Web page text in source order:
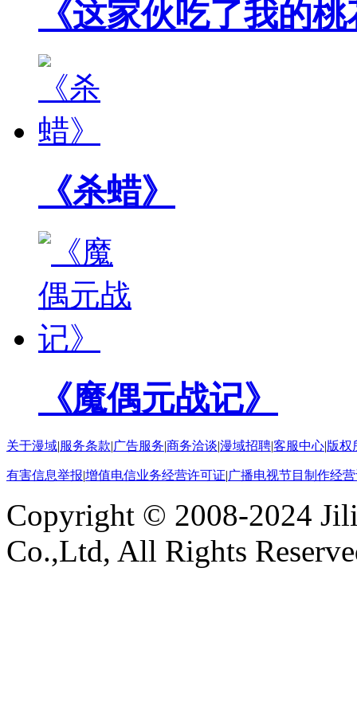
《这家伙吃了我的
《杀蜡》
《魔偶元战记》
关于漫域|服务条款|广告服务|商务洽谈|漫域招聘|客服中心|版权
有害信息举报|增值电信业务经营许可证|广播电视节目制作经
Copyright © 2008-2024
Co.,Ltd, All Rights